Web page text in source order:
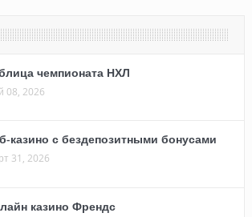
чемпионата НХЛ
08, 2026
казино с бездепозитными бонусами
31, 2026
казино Френдс